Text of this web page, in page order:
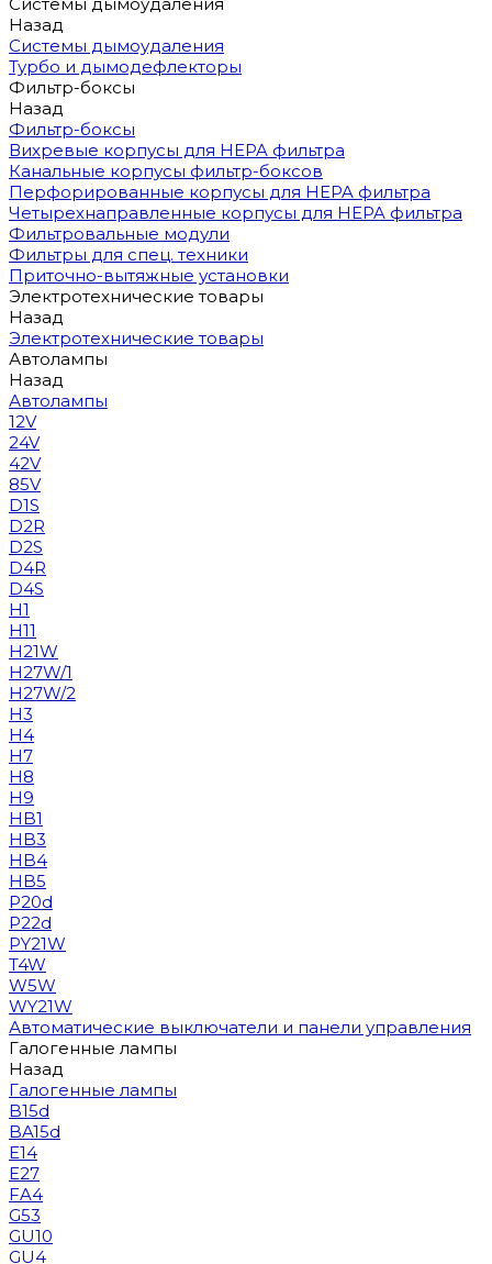
Назад
Системы дымоудаления
Турбо и дымодефлекторы
Фильтр-боксы
Назад
Фильтр-боксы
Вихревые корпусы для HEPA фильтра
Канальные корпусы фильтр-боксов
Перфорированные корпусы для HEPA фильтра
Четырехнаправленные корпусы для HEPA фильтра
Фильтровальные модули
Фильтры для спец. техники
Приточно-вытяжные установки
Электротехнические товары
Назад
Электротехнические товары
Автолампы
Назад
Автолампы
12V
24V
42V
85V
D1S
D2R
D2S
D4R
D4S
H1
H11
H21W
H27W/1
H27W/2
H3
H4
H7
H8
H9
HB1
HB3
HB4
HB5
P20d
P22d
PY21W
T4W
W5W
WY21W
Автоматические выключатели и панели управления
Галогенные лампы
Назад
Галогенные лампы
B15d
BA15d
E14
E27
FA4
G53
GU10
GU4